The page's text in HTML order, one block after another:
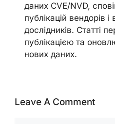
даних CVE/NVD,
публікацій вендорів і
дослідників. Статті
публікацією та
нових даних.
Leave A Comment